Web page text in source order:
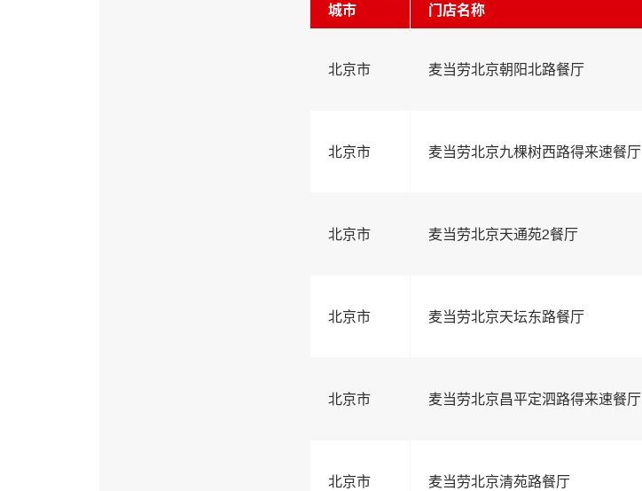
城市 门店名称
北京市 麦当劳北京朝阳北路餐厅
北京市 麦当劳北京九棵树西路得来速餐厅
北京市 麦当劳北京天通苑2餐厅
北京市 麦当劳北京天坛东路餐厅
北京市 麦当劳北京昌平定泗路得来速餐厅
北京市 麦当劳北京清苑路餐厅